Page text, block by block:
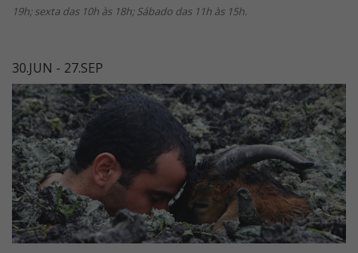
19h; sexta das 10h às 18h; Sábado das 11h às 15h.
30.JUN - 27.SEP